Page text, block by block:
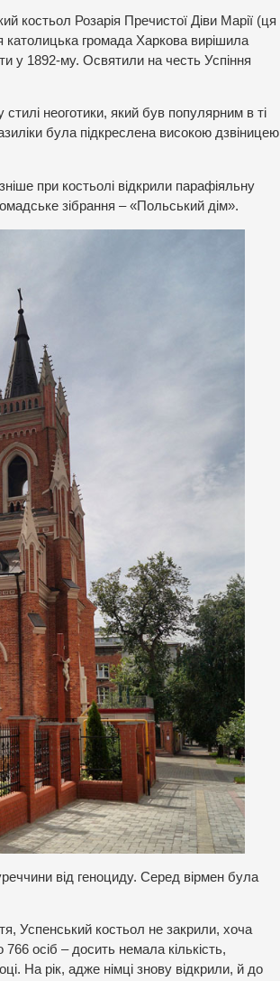
костьол Розарія Пречистої Діви Марії (ця
католицька громада Харкова вирішила
у 1892-му. Освятили на честь Успіння
неоготики, який був популярним в ті
була підкреслена високою дзвіницею
при костьолі відкрили парафіяльну
зібрання – «Польський дім».
від геноциду. Серед вірмен була
Успенський костьол не закрили, хоча
осіб – досить немала кількість,
На рік, адже німці знову відкрили, й до